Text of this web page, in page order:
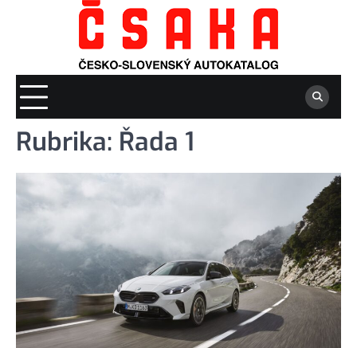
Rubrika: Řada 1